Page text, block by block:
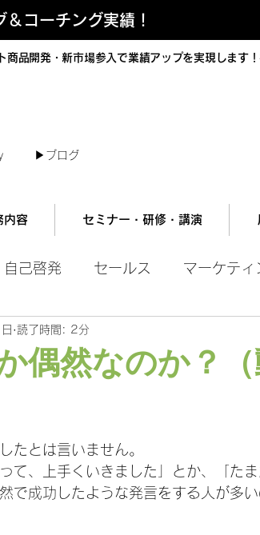
コーチング実績！
品開発・新市場参入で業績アップを実現します
▶︎ブログ
内容 セミナー・研修・講演
自己啓発 セールス マーケティ
偶然なのか？
読了時間: 2分
たとは言いません。
て、上手くいきました」とか、「た
で成功したような発言をする人が多い